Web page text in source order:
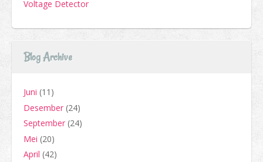
Voltage Detector
Blog Archive
Juni (11)
Desember (24)
September (24)
Mei (20)
April (42)